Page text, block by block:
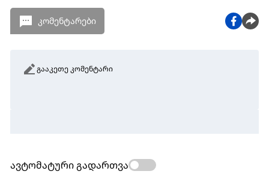
კომენტარები
გააკეთე კომენტარი
ავტომატური გადართვა